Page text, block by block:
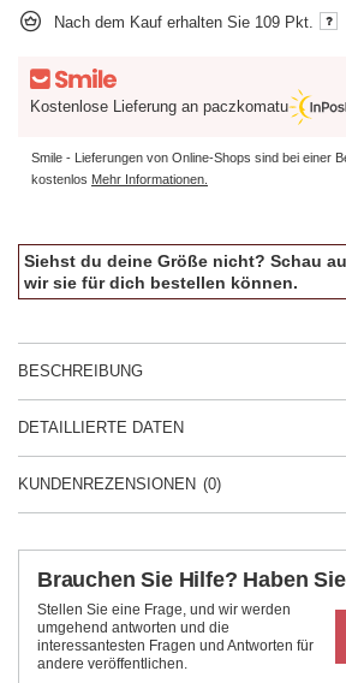
Nach dem Kauf erhalten Sie 109 Pkt.
Kostenlose Lieferung an paczkomatu
Smile - Lieferungen von Online-Shops sind bei einer
kostenlos Mehr Informationen.
Siehst du deine Größe nicht? Schau
wir sie für dich bestellen können.
BESCHREIBUNG
DETAILLIERTE DATEN
KUNDENREZENSIONEN (0)
Brauchen Sie Hilfe? Haben
Stellen Sie eine Frage, und wir werden
umgehend antworten und die
interessantesten Fragen und Antworten für
andere veröffentlichen.